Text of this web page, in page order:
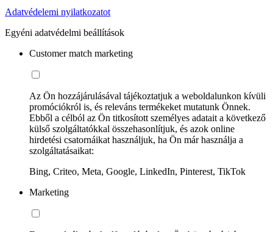
Adatvédelemi nyilatkozatot
Egyéni adatvédelmi beállítások
Customer match marketing
Az Ön hozzájárulásával tájékoztatjuk a weboldalunkon kívüli
promóciókról is, és releváns termékeket mutatunk Önnek.
Ebből a célból az Ön titkosított személyes adatait a következő
külső szolgáltatókkal összehasonlítjuk, és azok online
hirdetési csatornáikat használjuk, ha Ön már használja a
szolgáltatásaikat:
Bing, Criteo, Meta, Google, LinkedIn, Pinterest, TikTok
Marketing